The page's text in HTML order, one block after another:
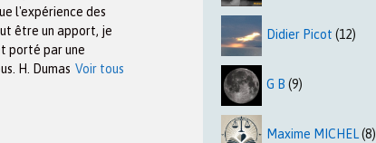
l'expérience des
être un apport, je
porté par une
H. Dumas Voir tous
Didier Picot (12)
G B (9)
Maxime MICHEL(8)